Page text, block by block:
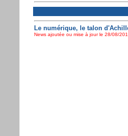
Le numérique, le talon
News ajoutée ou mise à jour le 28/08/